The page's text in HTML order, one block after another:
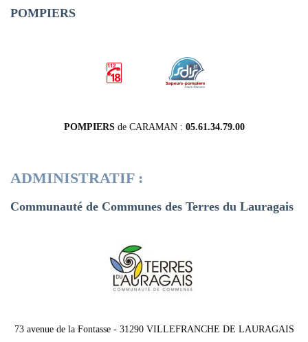
POMPIERS
POMPIERSde CARAMAN : 05.61.34.79.00
ADMINISTRATIF :
Communauté de Communes des Terres du Lauragais
73 avenue de la Fontasse - 31290 VILLEFRANCHE DE LAURAGAIS